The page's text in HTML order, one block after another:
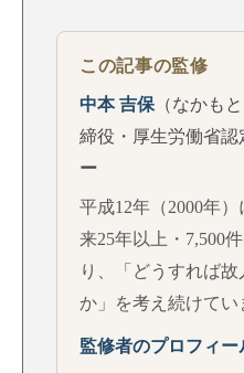
この記事の監修
中本 吉保 （なかも
締役・厚生労働省認
ー
平成12年（2000年
来25年以上・7,500
り、「どうすれば
か」を考え続けてい
監修者のプロフィ